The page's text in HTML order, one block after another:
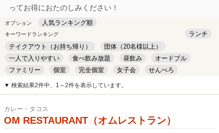
ってお得におたのしみください！
オプション 人気ランキング順
キーワードランキング
ランチ
テイクアウト（お持ち帰り）
団体（20名様以上）
一人で入りやすい
食べ飲み放題 昼飲み
オードブル
ファミリー
個室 完全個室 女子会
せんべろ
キッズルーム
安い デート
▼ 検索結果2件中、1～2件を表示しています。
カレー・タコス
OM RESTAURANT（オムレストラン）